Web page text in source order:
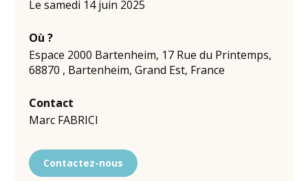
Le samedi 14 juin 2025
Où ?
Espace 2000 Bartenheim, 17 Rue du Printemps,
68870 , Bartenheim, Grand Est, France
Contact
Marc FABRICI
Contactez-nous